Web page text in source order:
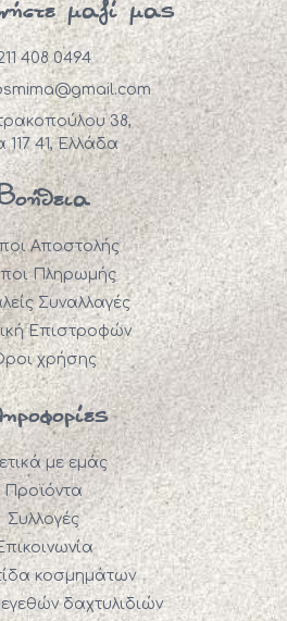
μαζί μας
408 0494
38,
117 41, Ελλάδα
Αποστολής
Πληρωμής
Συναλλαγές
Επιστροφών
χρήσης
με εμάς
Προϊόντα
Συλλογές
κοσμημάτων
δαχτυλιδιών